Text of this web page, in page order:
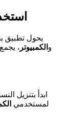
يحول تطبيق
حقيقي. متاح على iOS، Android و الكمبيوتر ،
ابدأ بتنزيل
لمستخدمي